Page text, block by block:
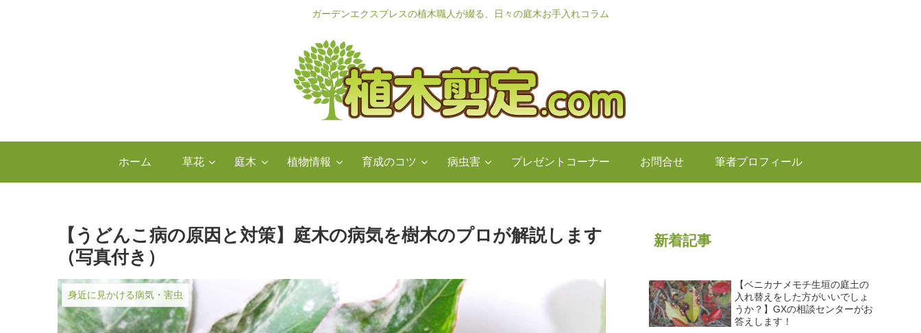
ガーデンエクスプレスの植木職人が綴る、日々の庭木お手入れコラム
ホーム 草花 庭木 植物情報 育成のコツ 病虫害 プレゼントコーナー お問合せ 筆者プロフィール
【うどんこ病の原因と対策】庭木の病気を樹木のプロが解説します
（写真付き）
身近に見かける病気・害虫
新着記事
【ベニカナメモチ生垣の庭土の
入れ替えをした方がいいでしょ
うか？】GXの相談センターがお
答えします！